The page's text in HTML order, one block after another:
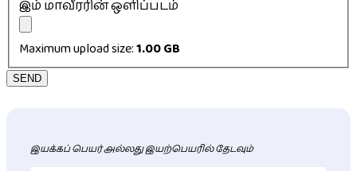
இம் மாவீரரின் ஒளிப்படம்
Maximum upload size:1.00 GB
SEND
இயக்கப் பெயர் அல்லது இயற்பெயரில் தேடவும்